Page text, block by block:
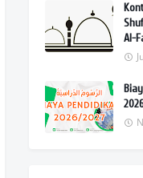
Al-